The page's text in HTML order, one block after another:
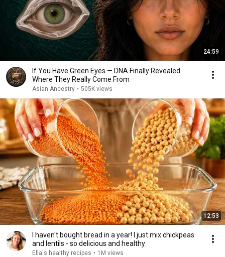
24:59
If You Have Green Eyes — DNA Finally Revealed
Where They Really Come From
Asian Ancestry • 505K views
12:53
I haven't bought bread in a year! I just mix chickpeas
and lentils - so delicious and healthy
Ella's healthy recipes • 1M views